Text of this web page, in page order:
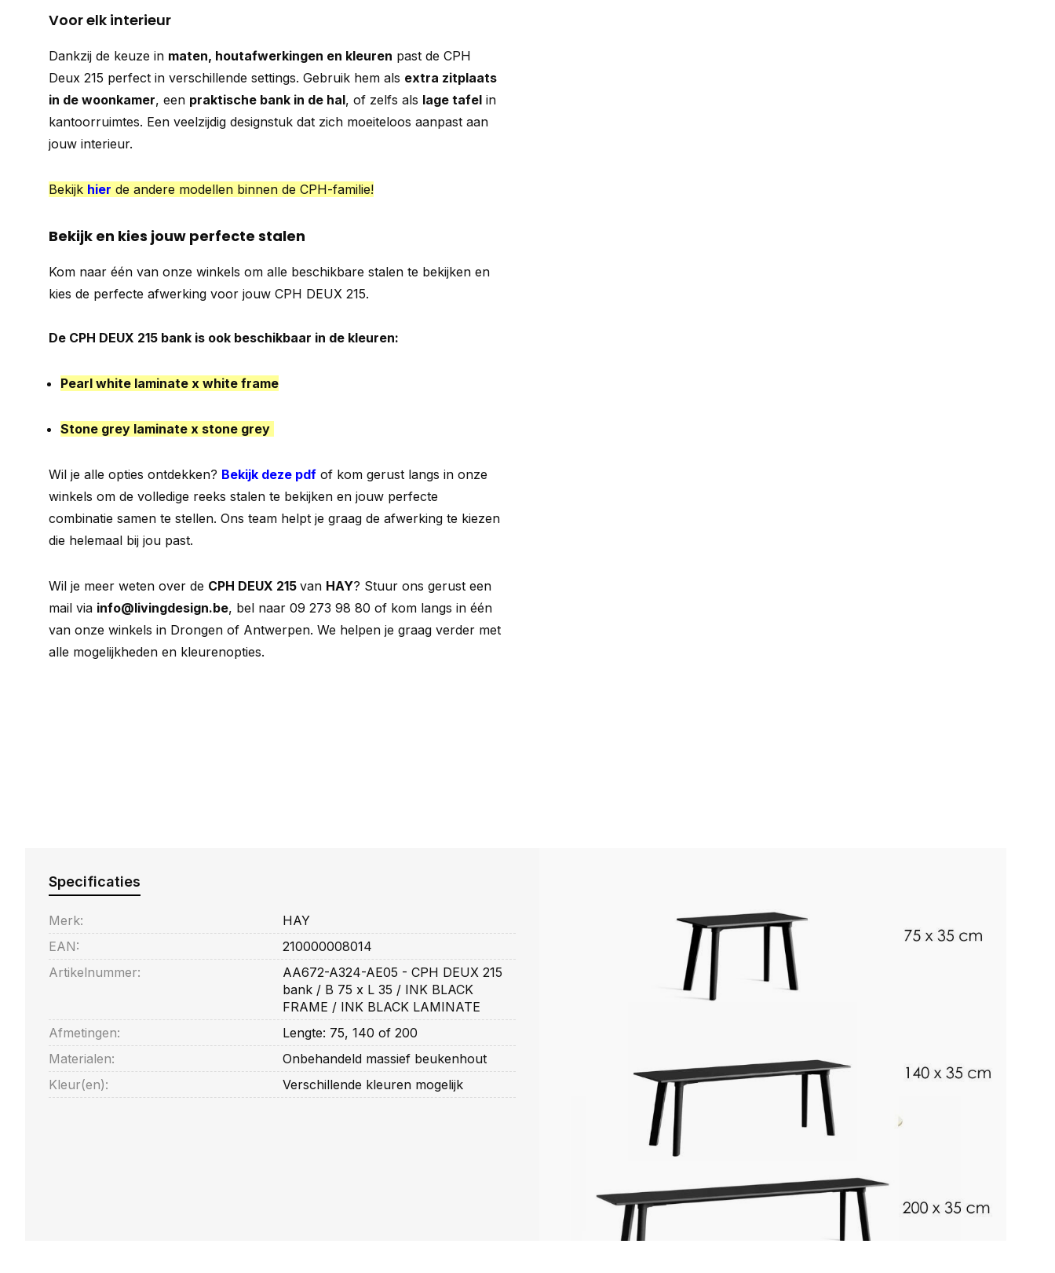
Voor elk interieur
Dankzij de keuze in maten, houtafwerkingen en kleuren past de CPH
Deux 215 perfect in verschillende settings. Gebruik hem als extra zitplaats
in de woonkamer, een praktische bank in de hal, of zelfs als lage tafel in
kantoorruimtes. Een veelzijdig designstuk dat zich moeiteloos aanpast aan
jouw interieur.
Bekijk hier de andere modellen binnen de CPH-familie!
Bekijk en kies jouw perfecte stalen
Kom naar één van onze winkels om alle beschikbare stalen te bekijken en
kies de perfecte afwerking voor jouw CPH DEUX 215.
De CPH DEUX 215 bank is ook beschikbaar in de kleuren:
Pearl white laminate x white frame
Stone grey laminate x stone grey
Wil je alle opties ontdekken? Bekijk deze pdf of kom gerust langs in onze
winkels om de volledige reeks stalen te bekijken en jouw perfecte
combinatie samen te stellen. Ons team helpt je graag de afwerking te kiezen
die helemaal bij jou past.
Wil je meer weten over de CPH DEUX 215 van HAY? Stuur ons gerust een
mail via info@livingdesign.be, bel naar 09 273 98 80 of kom langs in één
van onze winkels in Drongen of Antwerpen. We helpen je graag verder met
alle mogelijkheden en kleurenopties.
Specificaties
Merk:
HAY
EAN:
210000008014
Artikelnummer:
AA672-A324-AE05 - CPH DEUX 215
bank / B 75 x L 35 / INK BLACK
FRAME / INK BLACK LAMINATE
Afmetingen:
Lengte: 75, 140 of 200
Materialen:
Onbehandeld massief beukenhout
Kleur(en):
Verschillende kleuren mogelijk